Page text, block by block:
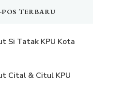
POS TERBARU
Si Tatak KPU Kota
Cital & Citul KPU